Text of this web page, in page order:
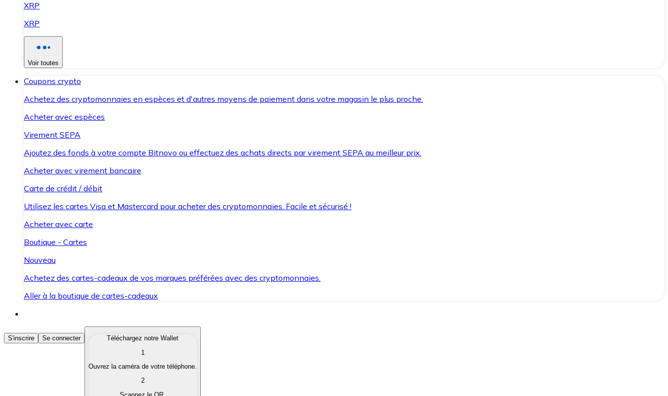
XRP
XRP
Voir toutes
Coupons crypto
Achetez des cryptomonnaies en espèces et d'autres moyens de paiement dans votre magasin le plus proche.
Acheter avec espèces
Virement SEPA
Ajoutez des fonds à votre compte Bitnovo ou effectuez des achats directs par virement SEPA au meilleur prix.
Acheter avec virement bancaire
Carte de crédit / débit
Utilisez les cartes Visa et Mastercard pour acheter des cryptomonnaies. Facile et sécurisé !
Acheter avec carte
Boutique - Cartes
Nouveau
Achetez des cartes-cadeaux de vos marques préférées avec des cryptomonnaies.
Aller à la boutique de cartes-cadeaux
Acheter des Cryptomonnaies
Achetez les cryptomonnaies qui vous intéressent rapidement et en toute sécurité.
Convertissez vos cryptomonnaies en monnaie fiduciaire lorsque vous en avez besoin.
S'inscrire Se connecter
Téléchargez notre Wallet
1
Ouvrez la caméra de votre téléphone.
2